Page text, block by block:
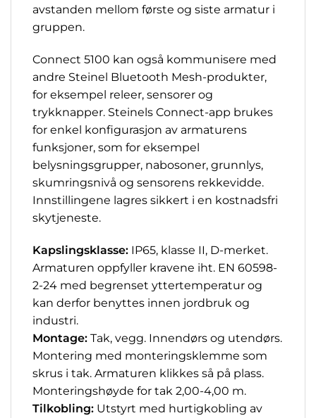
avstanden mellom første og siste armatur i
gruppen.
Connect 5100 kan også kommunisere med
andre Steinel Bluetooth Mesh-produkter,
for eksempel releer, sensorer og
trykknapper. Steinels Connect-app brukes
for enkel konfigurasjon av armaturens
funksjoner, som for eksempel
belysningsgrupper, nabosoner, grunnlys,
skumringsnivå og sensorens rekkevidde.
Innstillingene lagres sikkert i en kostnadsfri
skytjeneste.
Kapslingsklasse: IP65, klasse II, D-merket.
Armaturen oppfyller kravene iht. EN 60598-
2-24 med begrenset yttertemperatur og
kan derfor benyttes innen jordbruk og
industri.
Montage: Tak, vegg. Innendørs og utendørs.
Montering med monteringsklemme som
skrus i tak. Armaturen klikkes så på plass.
Monteringshøyde for tak 2,00-4,00 m.
Tilkobling: Utstyrt med hurtigkobling av